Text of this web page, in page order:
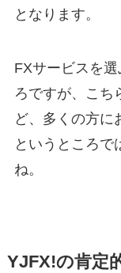
となります。
FXサービスを
ろですが、こち
ど、多くの方に
というところで
ね。
YJFX!の肯定